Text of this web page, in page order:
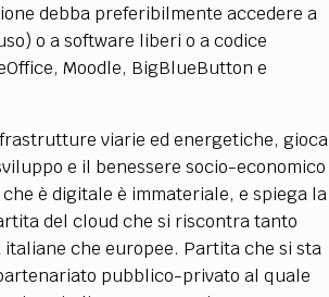
debba preferibilmente accedere a
o a software liberi o a codice
Moodle, BigBlueButton e
viarie ed energetiche, gioca
e il benessere socio-economico
è digitale è immateriale, e spiega la
del cloud che si riscontra tanto
che europee. Partita che si sta
pubblico-privato al quale